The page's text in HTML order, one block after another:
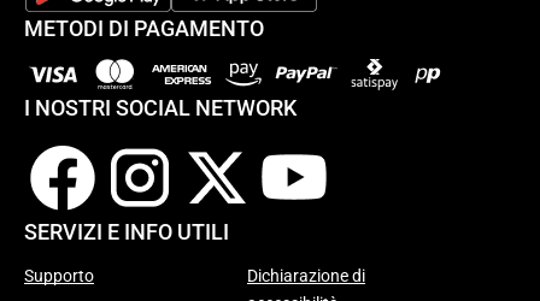
METODI DI PAGAMENTO
I NOSTRI SOCIAL NETWORK
SERVIZI E INFO UTILI
Supporto
Dichiarazione di